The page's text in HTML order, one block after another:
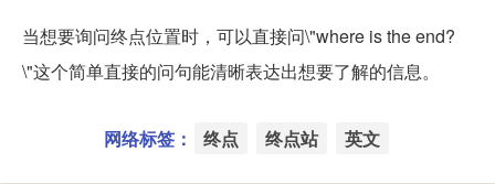
当想要询问终点位置时，可以直接问\"where is the end?
\"这个简单直接的问句能清晰表达出想要了解的信息。
网络标签： 终点 终点站 英文